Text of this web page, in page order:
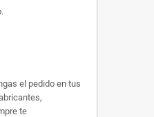
el pedido en tus
te